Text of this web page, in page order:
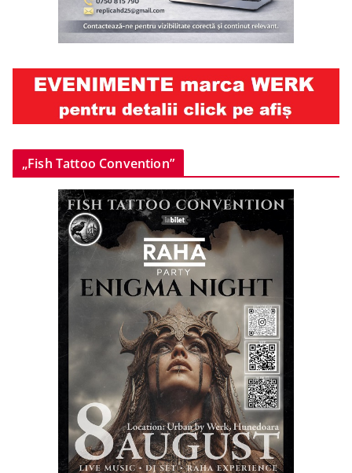
„Fish Tattoo Convention”